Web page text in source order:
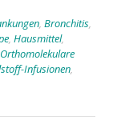
, Bronchitis,
, Hausmittel,
Orthomolekulare
Infusionen,